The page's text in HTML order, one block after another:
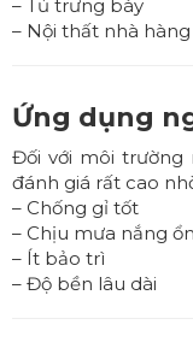
– Tủ trưng bày
– Nội thất nhà hàng
Ứng dụng
Đối với môi trường
đánh giá rất cao
– Chống gỉ tốt
– Chịu mưa nắng
– Ít bảo trì
– Độ bền lâu dài